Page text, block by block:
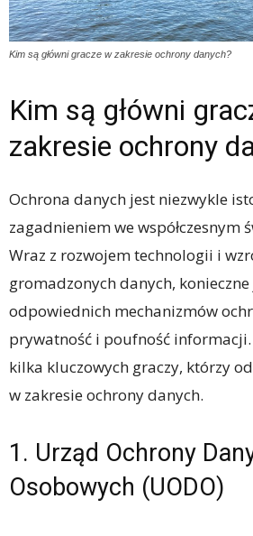
Kim są główni gracze w zakresie ochrony danych?
Kim są główni
zakresie ochrony
Ochrona danych jest niezwykle
zagadnieniem we współczesnym
Wraz z rozwojem technologii i
gromadzonych danych,
odpowiednich mechanizmów
prywatność i poufność informacji.
kilka kluczowych graczy, którzy
w zakresie ochrony danych.
1. Urząd Ochrony
Osobowych (UODO)